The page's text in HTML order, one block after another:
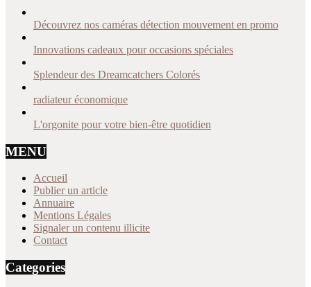
Découvrez nos caméras détection mouvement en promo
Innovations cadeaux pour occasions spéciales
Splendeur des Dreamcatchers Colorés
radiateur économique
L'orgonite pour votre bien-être quotidien
MENU
Accueil
Publier un article
Annuaire
Mentions Légales
Signaler un contenu illicite
Contact
Categories